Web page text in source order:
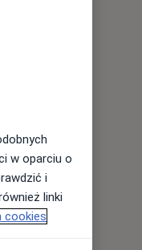
w oparciu o
i
linki
cookies